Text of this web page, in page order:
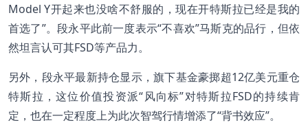
Model Y开起来也没啥不舒服的，现在开特斯拉已经是我的
首选了”。段永平此前一度表示“不喜欢”马斯克的品行，但依
然坦言认可其FSD等产品力。
另外，段永平最新持仓显示，旗下基金豪掷超12亿美元重仓
特斯拉，这位价值投资派“风向标”对特斯拉FSD的持续肯
定，也在一定程度上为此次智驾行情增添了“背书效应”。